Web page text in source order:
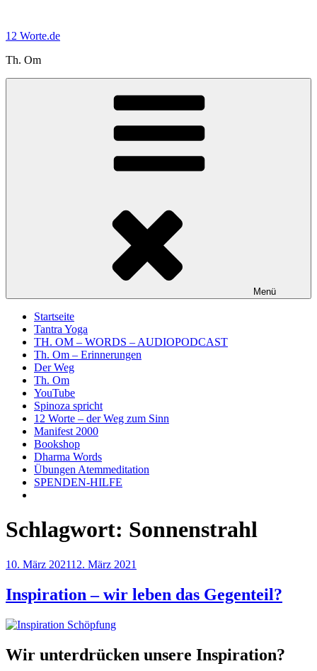
springen
12 Worte.de
Th. Om
Menü
Startseite
Tantra Yoga
TH. OM – WORDS – AUDIOPODCAST
Th. Om – Erinnerungen
Der Weg
Th. Om
YouTube
Spinoza spricht
12 Worte – der Weg zum Sinn
Manifest 2000
Bookshop
Dharma Words
Übungen Atemmeditation
SPENDEN-HILFE
Schlagwort: Sonnenstrahl
Veröffentlicht
10. März 202112. März 2021
Inspiration – wir leben das Gegenteil?
Wir unterdrücken unsere Inspiration?